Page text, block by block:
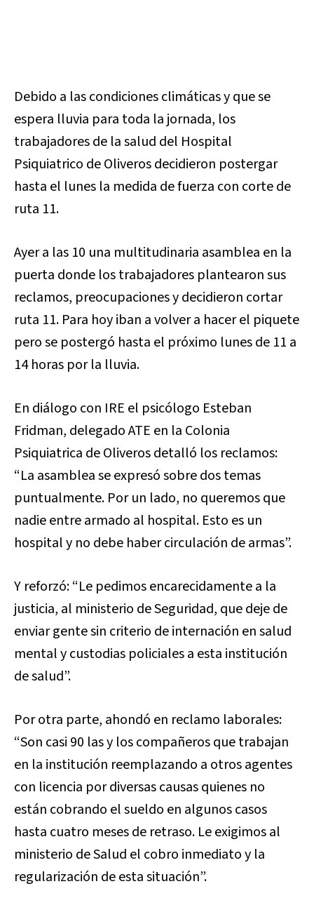
Debido a las condiciones climáticas y que se
espera lluvia para toda la jornada, los
trabajadores de la salud del Hospital
Psiquiatrico de Oliveros decidieron postergar
hasta el lunes la medida de fuerza con corte de
ruta 11.
Ayer a las 10 una multitudinaria asamblea en la
puerta donde los trabajadores plantearon sus
reclamos, preocupaciones y decidieron cortar
ruta 11. Para hoy iban a volver a hacer el piquete
pero se postergó hasta el próximo lunes de 11 a
14 horas por la lluvia.
En diálogo con IRE el psicólogo Esteban
Fridman, delegado ATE en la Colonia
Psiquiatrica de Oliveros detalló los reclamos:
“La asamblea se expresó sobre dos temas
puntualmente. Por un lado, no queremos que
nadie entre armado al hospital. Esto es un
hospital y no debe haber circulación de armas”.
Y reforzó: “Le pedimos encarecidamente a la
justicia, al ministerio de Seguridad, que deje de
enviar gente sin criterio de internación en salud
mental y custodias policiales a esta institución
de salud”.
Por otra parte, ahondó en reclamo laborales:
“Son casi 90 las y los compañeros que trabajan
en la institución reemplazando a otros agentes
con licencia por diversas causas quienes no
están cobrando el sueldo en algunos casos
hasta cuatro meses de retraso. Le exigimos al
ministerio de Salud el cobro inmediato y la
regularización de esta situación”.